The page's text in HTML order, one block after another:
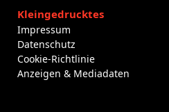
Kleingedrucktes
Impressum
Datenschutz
Cookie-Richtlinie
Anzeigen & Mediadaten